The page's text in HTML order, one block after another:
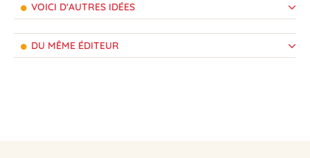
VOICI D'AUTRES IDÉES
DU MÊME ÉDITEUR